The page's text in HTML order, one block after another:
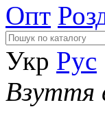
Опт
Укр Рус
Взуття